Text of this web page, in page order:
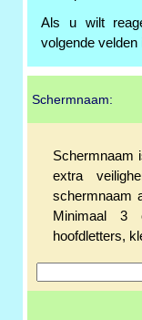
Als u wilt
volgende velden
Schermnaam:
Schermnaam
extra
schermnaam
Minimaal 3
hoofdletters,